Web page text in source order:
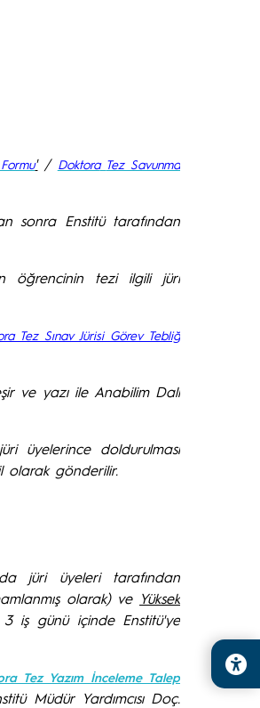
'/ Doktora Tez Savunma
sonra Enstitü tarafından
öğrencinin tezi ilgili jüri
Tez Sınav Jürisi Görev Tebliğ
ve yazı ile Anabilim Dalı
üyelerince doldurulması
gönderilir.
jüri üyeleri tarafından
olarak) ve Yüksek
3 iş günü içinde Enstitü'ye
Tez Yazım İnceleme Talep
Müdür Yardımcısı Doç.